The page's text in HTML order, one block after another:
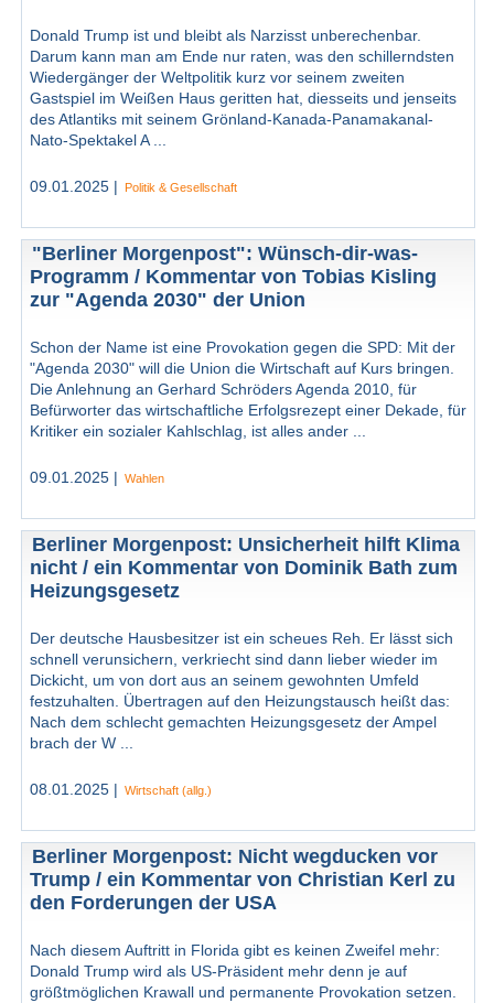
Donald Trump ist und bleibt als Narzisst unberechenbar.
Darum kann man am Ende nur raten, was den schillerndsten
Wiedergänger der Weltpolitik kurz vor seinem zweiten
Gastspiel im Weißen Haus geritten hat, diesseits und jenseits
des Atlantiks mit seinem Grönland-Kanada-Panamakanal-
Nato-Spektakel A ...
09.01.2025 | Politik & Gesellschaft
"Berliner Morgenpost": Wünsch-dir-was-
Programm / Kommentar von Tobias Kisling
zur "Agenda 2030" der Union
Schon der Name ist eine Provokation gegen die SPD: Mit der
"Agenda 2030" will die Union die Wirtschaft auf Kurs bringen.
Die Anlehnung an Gerhard Schröders Agenda 2010, für
Befürworter das wirtschaftliche Erfolgsrezept einer Dekade, für
Kritiker ein sozialer Kahlschlag, ist alles ander ...
09.01.2025 | Wahlen
Berliner Morgenpost: Unsicherheit hilft Klima
nicht / ein Kommentar von Dominik Bath zum
Heizungsgesetz
Der deutsche Hausbesitzer ist ein scheues Reh. Er lässt sich
schnell verunsichern, verkriecht sind dann lieber wieder im
Dickicht, um von dort aus an seinem gewohnten Umfeld
festzuhalten. Übertragen auf den Heizungstausch heißt das:
Nach dem schlecht gemachten Heizungsgesetz der Ampel
brach der W ...
08.01.2025 | Wirtschaft (allg.)
Berliner Morgenpost: Nicht wegducken vor
Trump / ein Kommentar von Christian Kerl zu
den Forderungen der USA
Nach diesem Auftritt in Florida gibt es keinen Zweifel mehr:
Donald Trump wird als US-Präsident mehr denn je auf
größtmöglichen Krawall und permanente Provokation setzen.